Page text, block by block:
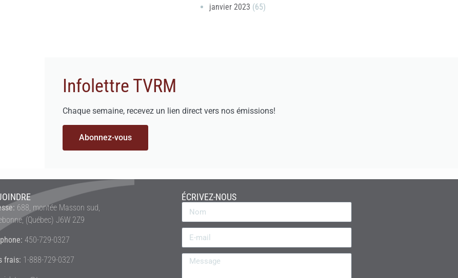
janvier 2023 (65)
Infolettre TVRM
Chaque semaine, recevez un lien direct vers nos émissions!
Abonnez-vous
688, montée Masson sud,
(Québec) J6W 2Z9
450-729-0327
frais: 1-888-729-0327
ÉCRIVEZ-NOUS